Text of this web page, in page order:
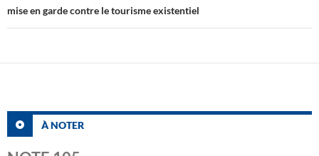
mise en garde contre le tourisme existentiel
À NOTER